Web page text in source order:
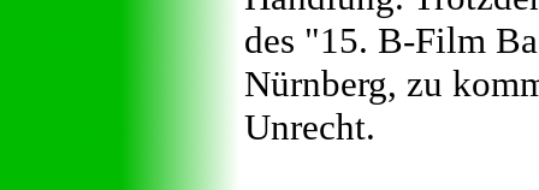
des "15. B-Film
Nürnberg, zu
Unrecht.